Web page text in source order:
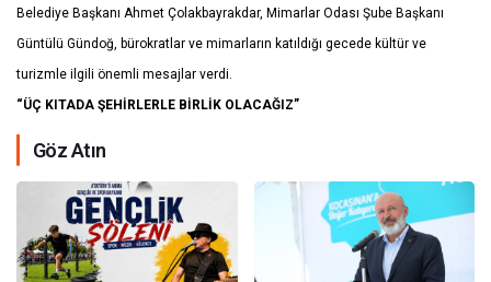
Belediye Başkanı Ahmet Çolakbayrakdar, Mimarlar Odası Şube Başkanı
Güntülü Gündoğ, bürokratlar ve mimarların katıldığı gecede kültür ve
turizmle ilgili önemli mesajlar verdi.
“ÜÇ KITADA ŞEHİRLERLE BİRLİK OLACAĞIZ”
Göz Atın